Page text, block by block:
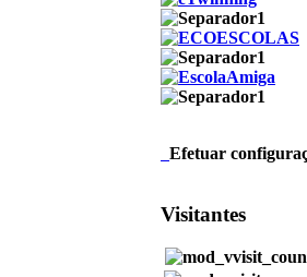
Efetuar
Visitantes